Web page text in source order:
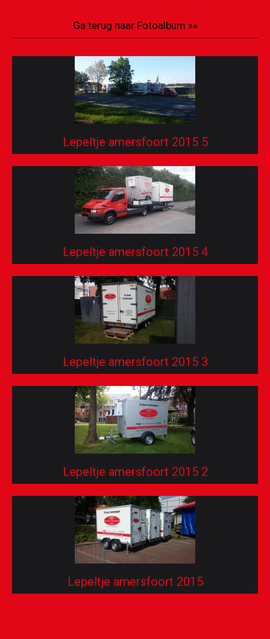
Ga terug naar Fotoalbum »»
Lepeltje amersfoort 2015 5
Lepeltje amersfoort 2015 4
Lepeltje amersfoort 2015 3
Lepeltje amersfoort 2015 2
Lepeltje amersfoort 2015